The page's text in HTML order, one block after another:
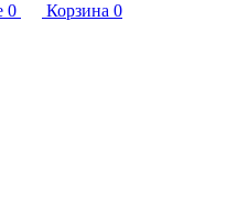
0 Корзина 0